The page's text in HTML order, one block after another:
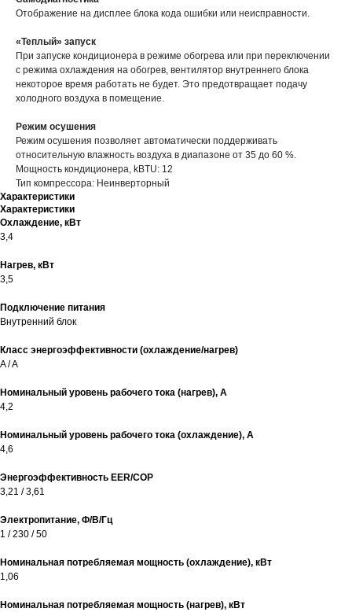
Отображение на дисплее блока кода ошибки или неисправности.
«Теплый» запуск
При запуске кондиционера в режиме обогрева или при переключении
с режима охлаждения на обогрев, вентилятор внутреннего блока
некоторое время работать не будет. Это предотвращает подачу
холодного воздуха в помещение.
Режим осушения
Режим осушения позволяет автоматически поддерживать
относительную влажность воздуха в диапазоне от 35 до 60 %.
Мощность кондиционера, kBTU: 12
Тип компрессора: Неинверторный
Характеристики
Характеристики
Охлаждение, кВт
3,4
Нагрев, кВт
3,5
Подключение питания
Внутренний блок
Класс энергоэффективности (охлаждение/нагрев)
A / A
Номинальный уровень рабочего тока (нагрев), А
4,2
Номинальный уровень рабочего тока (охлаждение), А
4,6
Энергоэффективность EER/COP
3,21 / 3,61
Электропитание, Ф/В/Гц
1 / 230 / 50
Номинальная потребляемая мощность (охлаждение), кВт
1,06
Номинальная потребляемая мощность (нагрев), кВт